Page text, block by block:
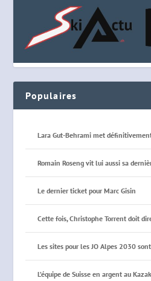
Populaires
Lara Gut-Behrami met
Romain Roseng vit lui aussi sa
Le dernier ticket pour Marc Gisin
Cette fois, Christophe Torrent doit
Les sites pour les JO Alpes 2030
L’équipe de Suisse en argent au